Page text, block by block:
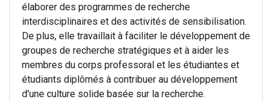
élaborer des programmes de recherche
interdisciplinaires et des activités de sensibilisation.
De plus, elle travaillait à faciliter le développement de
groupes de recherche stratégiques et à aider les
membres du corps professoral et les étudiantes et
étudiants diplômés à contribuer au développement
d'une culture solide basée sur la recherche.